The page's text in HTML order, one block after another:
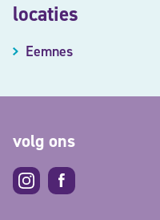
locaties
Eemnes
volg ons